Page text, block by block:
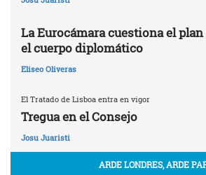
La Eurocámara cuestiona el
el cuerpo diplomático
Eliseo Oliveras
El Tratado de Lisboa entra en vigor
Tregua en el Consejo
Josu Juaristi
ARDE LONDRES, ARDE